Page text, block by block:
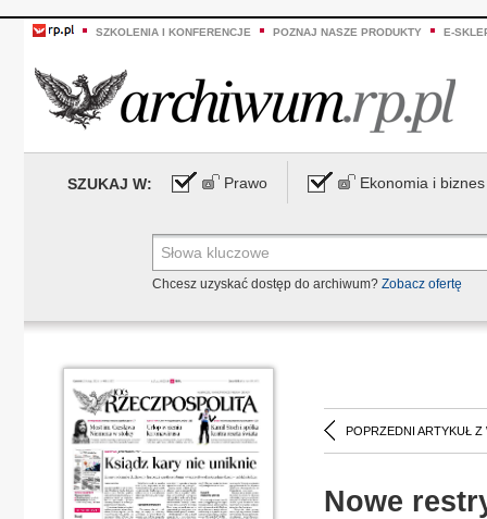
SZKOLENIA I KONFERENCJE POZNAJ NASZE PRODUKTY E-
SZUKAJ W: Prawo Ekonomia i biznes
Chcesz uzyskać dostęp do archiwum? Zobacz ofertę
POPRZEDNI ARTYKUŁ Z
Nowe